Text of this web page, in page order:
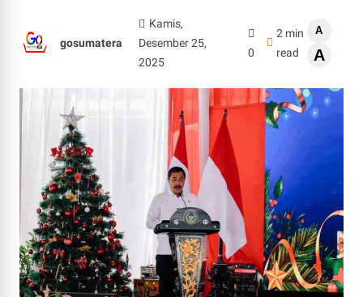
gosumatera
Kamis,
Desember 25,
2025
0
2 min
read
A
A